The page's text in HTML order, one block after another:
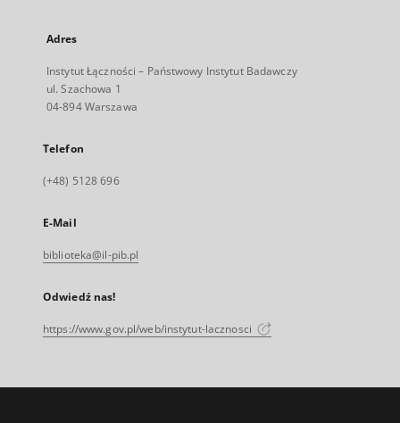
Adres
Instytut Łączności – Państwowy Instytut Badawczy
ul. Szachowa 1
04-894 Warszawa
Telefon
(+48) 5128 696
E-Mail
biblioteka@il-pib.pl
Odwiedź nas!
https://www.gov.pl/web/instytut-lacznosci